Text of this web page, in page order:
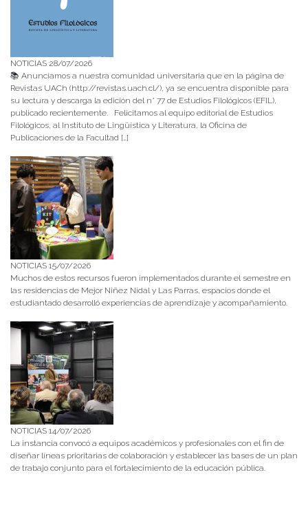
NOTICIAS 28/07/2026
📚 Anunciamos a nuestra comunidad universitaria que en la página de
Revistas UACh (http://revistas.uach.cl/), ya se encuentra disponible para
su lectura y descarga la edición del n° 77 de Estudios Filológicos (EFIL),
publicado recientemente. Felicitamos al equipo editorial de Estudios
Filológicos, al Instituto de Lingüística y Literatura, la Oficina de
Publicaciones de la Facultad […]
NOTICIAS 15/07/2026
Muchos de estos recursos fueron implementados durante el semestre en
las residencias de Mejor Niñez Nidal y Las Parras, espacios donde el
estudiantado desarrolló experiencias de aprendizaje y acompañamiento.
NOTICIAS 14/07/2026
La instancia convocó a equipos académicos y profesionales con el fin de
diseñar líneas prioritarias de colaboración y establecer las bases de un plan
de trabajo conjunto para el fortalecimiento de la educación pública.